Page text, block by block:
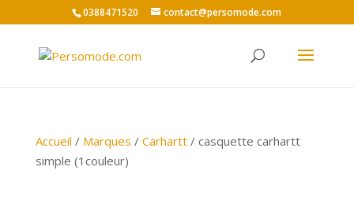
0388471520 contact@persomode.com
Accueil / Marques / Carhartt/ casquette carhartt
simple (1couleur)